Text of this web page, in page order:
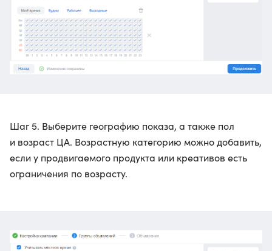
Шаг 5. Выберите географию показа, а также пол
и возраст ЦА. Возрастную категорию можно добавить,
если у продвигаемого продукта или креативов есть
ограничения по возрасту.